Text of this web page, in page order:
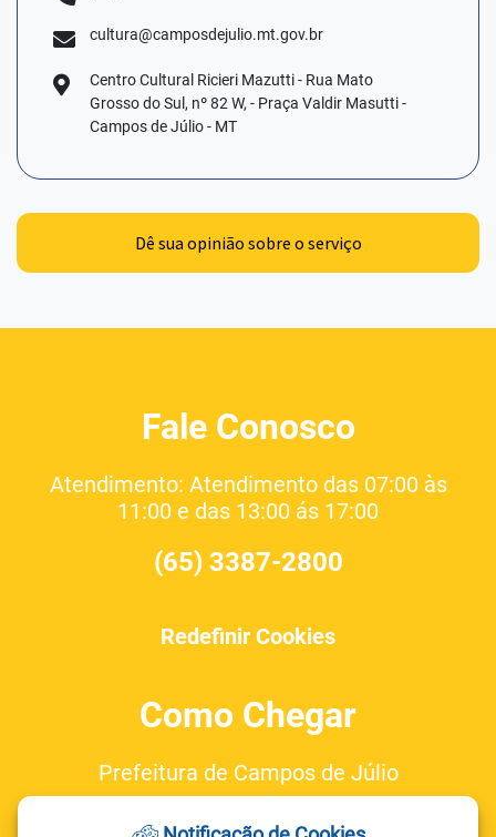
cultura@camposdejulio.mt.gov.br
Centro Cultural Ricieri Mazutti - Rua Mato
Grosso do Sul, nº 82 W, - Praça Valdir Masutti -
Campos de Júlio - MT
Dê sua opinião sobre o serviço
Fale Conosco
Atendimento: Atendimento das 07:00 às
11:00 e das 13:00 ás 17:00
(65) 3387-2800
Redefinir Cookies
Como Chegar
Prefeitura de Campos de Júlio
Av. Valdir Masutti, nº 779 W,